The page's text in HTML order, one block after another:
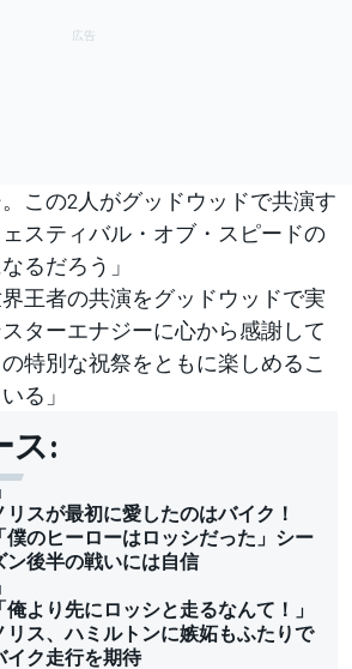
。この2人がグッドウッドで共演す
スティバル・オブ・スピードの
るだろう」
界王者の共演をグッドウッドで実
ターエナジーに心から感謝して
特別な祝祭をともに楽しめるこ
る」
ス:
リスが最初に愛したのはバイク！
「僕のヒーローはロッシだった」シー
ン後半の戦いには自信
「俺より先にロッシと走るなんて！」
リス、ハミルトンに嫉妬もふたりで
イク走行を期待